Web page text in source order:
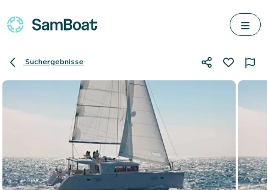
Suchergebnisse